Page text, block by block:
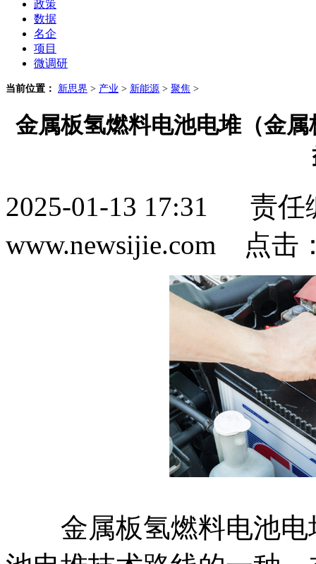
政策
数据
名企
项目
微调研
当前位置： 新思界 > 产业 > 新能源 > 聚焦 >
金属板氢燃料电池电堆（金
2025-01-13 17:31 责
www.newsijie.com 点击
金属板氢燃料电池电